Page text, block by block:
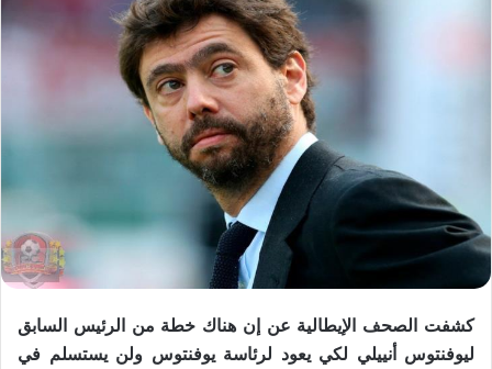
كشفت الصحف الإيطالية عن إن هناك خطة من الرئيس السابق
ليوفنتوس أنييلي لكي يعود لرئاسة يوفنتوس ولن يستسلم في